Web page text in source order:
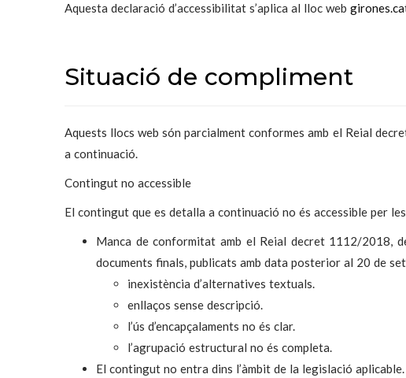
Aquesta declaració d’accessibilitat s’aplica al lloc web
Situació de compliment
Aquests llocs web són parcialment conformes amb el Reial
a continuació.
Contingut no accessible
El contingut que es detalla a continuació no és accessible per
Manca de conformitat amb el Reial decret 1112/2018,
documents finals, publicats amb data posterior al 20 de
inexistència d’alternatives textuals.
enllaços sense descripció.
l’ús d’encapçalaments no és clar.
l’agrupació estructural no és completa.
El contingut no entra dins l’àmbit de la legislació aplicable.